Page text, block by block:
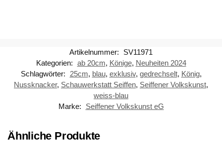
Artikelnummer:
SV11971
Kategorien: ab 20cm, Könige, Neuheiten 2024
Schlagwörter:
25cm, blau, exklusiv, gedrechselt, König,
Nussknacker, Schauwerkstatt Seiffen, Seiffener Volkskunst,
weiss-blau
Marke:
Seiffener Volkskunst eG
Ähnliche Produkte